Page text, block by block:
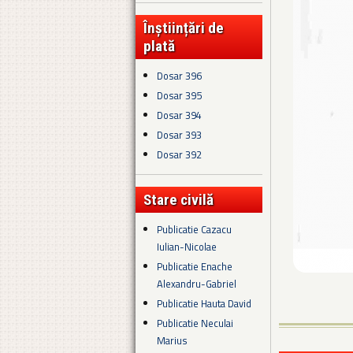
Înștiințări de
plată
Dosar 396
Dosar 395
Dosar 394
Dosar 393
Dosar 392
Stare civilă
Publicatie Cazacu
Iulian-Nicolae
Publicatie Enache
Alexandru-Gabriel
Publicatie Hauta David
Publicatie Neculai
Marius